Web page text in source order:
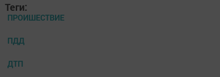
Теги:
ПРОИШЕСТВИЕ
ПДД
ДТП